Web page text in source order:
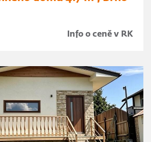
Info o ceně v RK